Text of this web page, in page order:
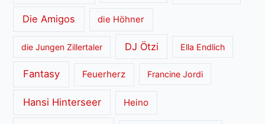
Die Amigos die Höhner
die Jungen Zillertaler DJ Ötzi Ella Endlich
Fantasy Feuerherz Francine Jordi
Hansi Hinterseer Heino